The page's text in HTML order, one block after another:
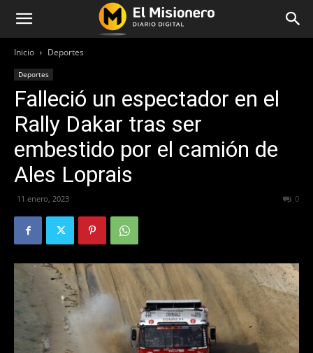
Inicio Deportes
Deportes
Falleció un espectador en el
Rally Dakar tras ser
embestido por el camión de
Ales Loprais
11 enero, 2023 0